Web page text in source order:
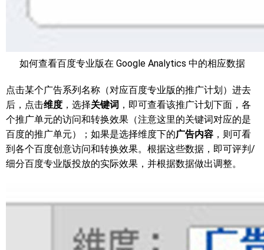
如何查看百度专业版在 Google Analytics 中的相应数据
点击某个广告系列名称（对应百度专业版的推广计划）进去
后，点击维度 ，选择关键词 ，即可查看该推广计划下面，各
个推广单元的访问和转换效果（注意这里的关键词对应的是
百度的推广单元）；如果是选择维度下的广告内容 ，则可看
到各个百度创意访问和转换效果。根据这些数据，即可评判/
细分百度专业版投放的实际效果，并根据数据做出调整。